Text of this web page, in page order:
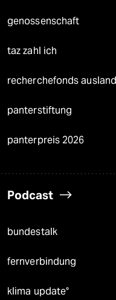
genossenschaft
taz zahl ich
recherchefonds ausland
panterstiftung
panterpreis 2026
Podcast
bundestalk
fernverbindung
klima update°